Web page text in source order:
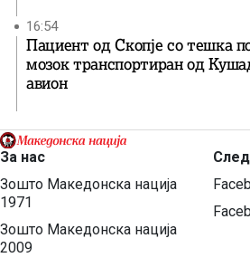
16:54
Пациент од Скопје со тешка
мозок транспортиран од
авион
За нас
Зошто Македонска нација
1971
Зошто Македонска нација
2009